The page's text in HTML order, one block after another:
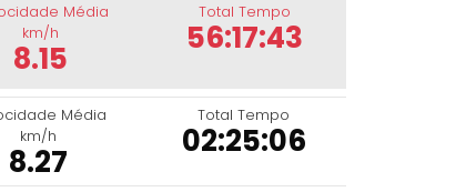
Média
km/h
8.15
Total Tempo
56:17:43
Média
km/h
8.27
Total Tempo
02:25:06